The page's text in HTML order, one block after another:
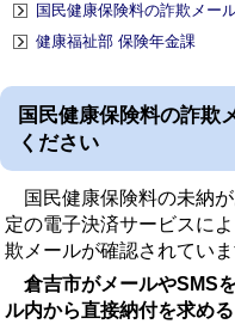
国民健康保険料の詐欺メー
健康福祉部 保険年金課
国民健康保険料の詐欺
ください
国民健康保険料の未納
定の電子決済サービスに
欺メールが確認されていま
倉吉市がメールやSMS
ル内から直接納付を求め